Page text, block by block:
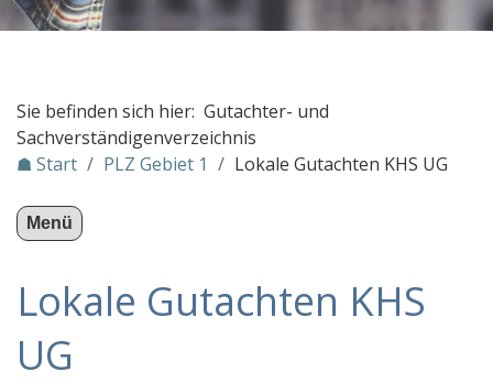
Dipl.-Ing. Olaf Mende
Sachverständigenbüro Giancarlo Bethke
winterfuchs Bauforschung
DOGCOACH Hundetrainer
Klaus-Uwe Wöllert, Dipl.-Ing. Arch.
Sachverständigenbüro SAGER
bauschaden.SV
TFP Inh. Stephan Paris
Lokale Gutachten KHS UG
Sie befinden sich hier: Gutachter- und
Sachverständigenverzeichnis
☗ Start / PLZ Gebiet 1 / Lokale Gutachten KHS UG
Menü
Lokale Gutachten KHS
UG